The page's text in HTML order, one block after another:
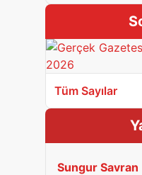
Tüm Sayılar
Sungur Savran